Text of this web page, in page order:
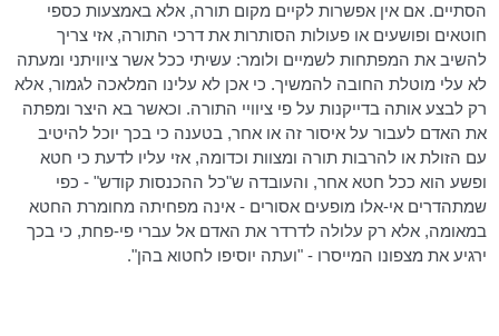
הסתיים. אם אין אפשרות לקיים מקום תורה, אלא באמצעות כספי
חוטאים ופושעים או פעולות הסותרות את דרכי התורה, אזי צריך
להשיב את המפתחות לשמיים ולומר: עשיתי ככל אשר ציוויתני ומעתה
לא עלי מוטלת החובה להמשיך. כי אכן לא עלינו המלאכה לגמור, אלא
רק לבצע אותה בדייקנות על פי ציוויי התורה. וכאשר בא היצר ומפתה
את האדם לעבור על איסור זה או אחר, בטענה כי בכך יוכל להיטיב
עם הזולת או להרבות תורה ומצוות וכדומה, אזי עליו לדעת כי חטא
ופשע הוא ככל חטא אחר, והעובדה ש"כל ההכנסות קודש" - כפי
שמתהדרים אי-אלו מופעים אסורים - אינה מפחיתה מחומרת החטא
במאומה, אלא רק עלולה לדרדר את האדם אל עברי פי-פחת, כי בכך
ירגיע את מצפונו המייסרו - "ועתה יוסיפו לחטוא בהן".